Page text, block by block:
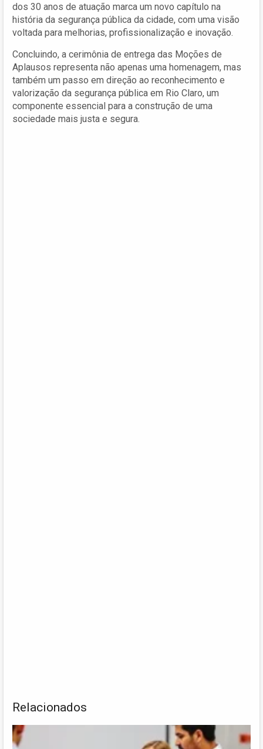
dos 30 anos de atuação marca um novo capítulo na
história da segurança pública da cidade, com uma visão
voltada para melhorias, profissionalização e inovação.
Concluindo, a cerimônia de entrega das Moções de
Aplausos representa não apenas uma homenagem, mas
também um passo em direção ao reconhecimento e
valorização da segurança pública em Rio Claro, um
componente essencial para a construção de uma
sociedade mais justa e segura.
Relacionados